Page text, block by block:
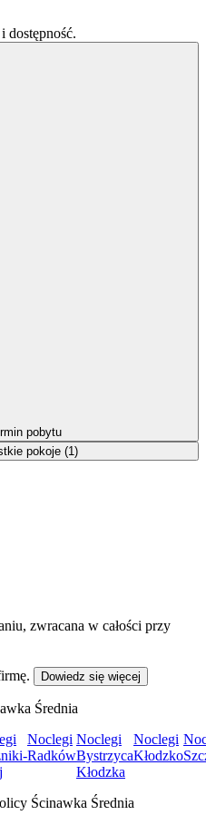
dostępność.
pobytu
pokoje (1)
zwracana w całości przy
Dowiedz się więcej
Średnia
Noclegi
Radków
Noclegi
Bystrzyca
Kłodzka
Noclegi
Kłodzko
Ścinawka Średnia